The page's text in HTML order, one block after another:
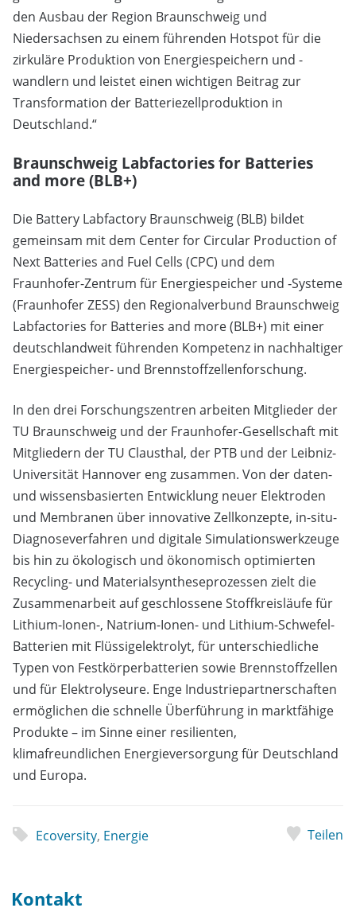
den Ausbau der Region Braunschweig und
Niedersachsen zu einem führenden Hotspot für die
zirkuläre Produktion von Energiespeichern und -
wandlern und leistet einen wichtigen Beitrag zur
Transformation der Batteriezellproduktion in
Deutschland.“
Braunschweig Labfactories for Batteries
and more (BLB+)
Die Battery Labfactory Braunschweig (BLB) bildet
gemeinsam mit dem Center for Circular Production of
Next Batteries and Fuel Cells (CPC) und dem
Fraunhofer-Zentrum für Energiespeicher und ‑Systeme
(Fraunhofer ZESS) den Regionalverbund Braunschweig
Labfactories for Batteries and more (BLB+) mit einer
deutschlandweit führenden Kompetenz in nachhaltiger
Energiespeicher- und Brennstoffzellenforschung.
In den drei Forschungszentren arbeiten Mitglieder der
TU Braunschweig und der Fraunhofer-Gesellschaft mit
Mitgliedern der TU Clausthal, der PTB und der Leibniz-
Universität Hannover eng zusammen. Von der daten-
und wissensbasierten Entwicklung neuer Elektroden
und Membranen über innovative Zellkonzepte, in-situ-
Diagnoseverfahren und digitale Simulationswerkzeuge
bis hin zu ökologisch und ökonomisch optimierten
Recycling- und Materialsyntheseprozessen zielt die
Zusammenarbeit auf geschlossene Stoffkreisläufe für
Lithium-Ionen-, Natrium-Ionen- und Lithium-Schwefel-
Batterien mit Flüssigelektrolyt, für unterschiedliche
Typen von Festkörperbatterien sowie Brennstoffzellen
und für Elektrolyseure. Enge Industriepartnerschaften
ermöglichen die schnelle Überführung in marktfähige
Produkte – im Sinne einer resilienten,
klimafreundlichen Energieversorgung für Deutschland
und Europa.
Ecoversity, Energie Teilen
Kontakt